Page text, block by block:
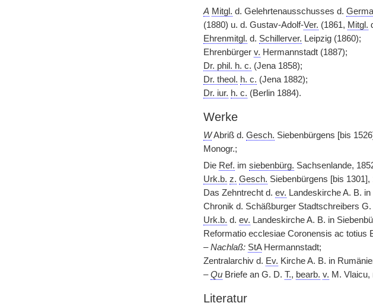
A Mitgl. d. Gelehrtenausschusses d.
(1880) u. d. Gustav-Adolf-Ver. (1861, Mitgl.
Ehrenmitgl. d. Schillerver. Leipzig (1860);
Ehrenbürger v. Hermannstadt (1887);
Dr. phil. h. c. (Jena 1858);
Dr. theol. h. c. (Jena 1882);
Dr. iur. h. c. (Berlin 1884).
Werke
WAbriß d. Gesch. Siebenbürgens [bis
Monogr.;
Die Ref. im siebenbürg. Sachsenlande,
Urk.b. z. Gesch. Siebenbürgens [bis 1301],
Das Zehntrecht d. ev. Landeskirche A. B.
Chronik d. Schäßburger Stadtschreibers
Urk.b. d. ev. Landeskirche A. B. in
Reformatio ecclesiae Coronensis ac totius
–Nachlaß: StAHermannstadt;
Zentralarchiv d. Ev. Kirche A. B. in
–QuBriefe an G. D. T., bearb. v. M. Vlaicu,
Literatur